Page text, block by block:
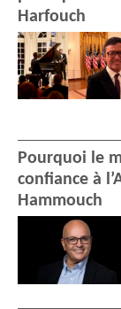
Harfouch
Pourquoi le
confiance à
Hammouch